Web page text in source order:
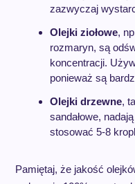
zazwyczaj
Olejki ziołowe,
rozmaryn, są
koncentracji.
ponieważ są
Olejki drzewne,
sandałowe,
stosować 5-8
Pamiętaj, że jakość